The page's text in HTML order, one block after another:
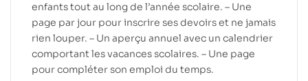
enfants tout au long de l’année scolaire. – Une
page par jour pour inscrire ses devoirs et ne jamais
rien louper. – Un aperçu annuel avec un calendrier
comportant les vacances scolaires. – Une page
pour compléter son emploi du temps.